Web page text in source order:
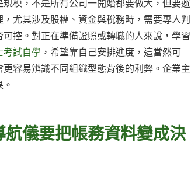
模，不是所有公司一開始都要做大，但要避
尤其涉及股權、資金與稅務時，需要專人判
控。對正在準備證照或轉職的人來說，學習
考試自學 ，希望靠自己安排進度，這當然可
容易辨識不同組織型態背後的利弊。企業主
儀要把帳務資料變成決